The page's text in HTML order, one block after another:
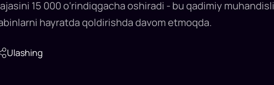
15 000 o‘rindiqgacha oshiradi - bu qadimiy
hayratda qoldirishda davom etmoqda.
Ulashing